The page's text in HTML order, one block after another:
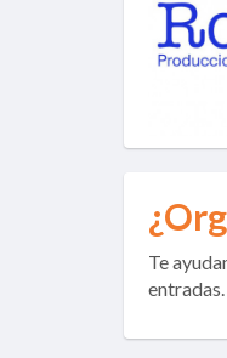
Te
entradas.